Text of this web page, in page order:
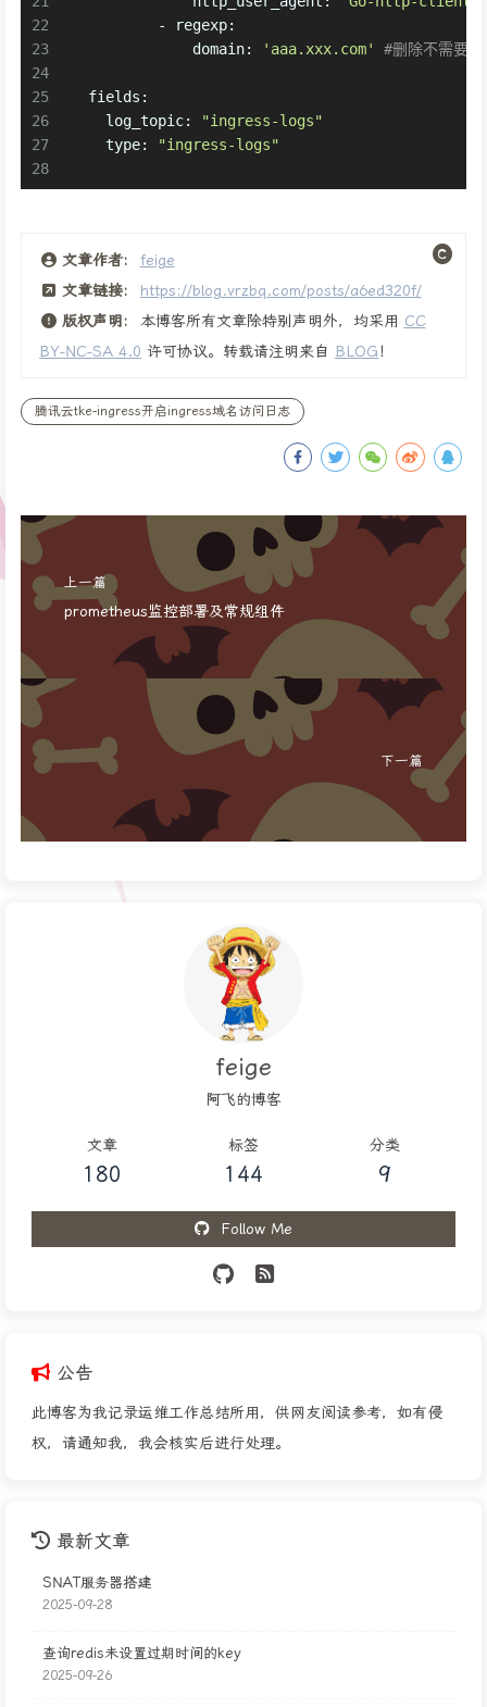
22
23
24
25
26
27
28
-
regexp:
domain:
'aaa.xxx.com' #删除不需要的
fields:
log_topic:
"ingress-logs"
type:
"ingress-logs"
文章作者:
feige
文章链接:
https://blog.vrzbq.com/posts/a6ed320f/
版权声明:
本博客所有文章除特别声明外，均采用 CC
BY-NC-SA 4.0 许可协议。转载请注明来自 BLOG！
腾讯云tke-ingress开启ingress域名访问日志
上一篇
prometheus监控部署及常规组件
下一篇
feige
阿飞的博客
文章
180
标签
144
分类
9
Follow Me
公告
此博客为我记录运维工作总结所用，供网友阅读参考，如有侵
权，请通知我，我会核实后进行处理。
最新文章
SNAT服务器搭建
2025-09-28
查询redis未设置过期时间的key
2025-09-26